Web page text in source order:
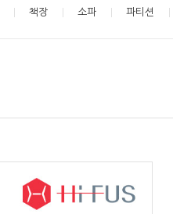
책장 소파 파티션